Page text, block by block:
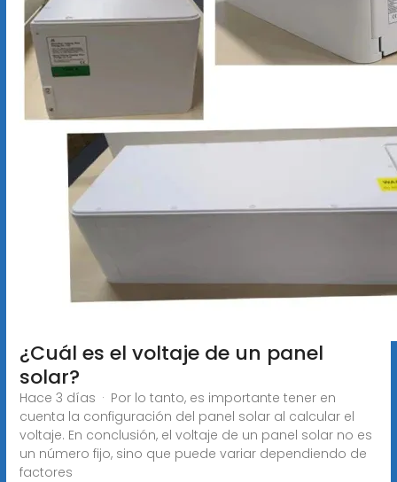
¿Cuál es el voltaje de un panel
solar?
Hace 3 días · Por lo tanto, es importante tener en
cuenta la configuración del panel solar al calcular el
voltaje. En conclusión, el voltaje de un panel solar no es
un número fijo, sino que puede variar dependiendo de
factores